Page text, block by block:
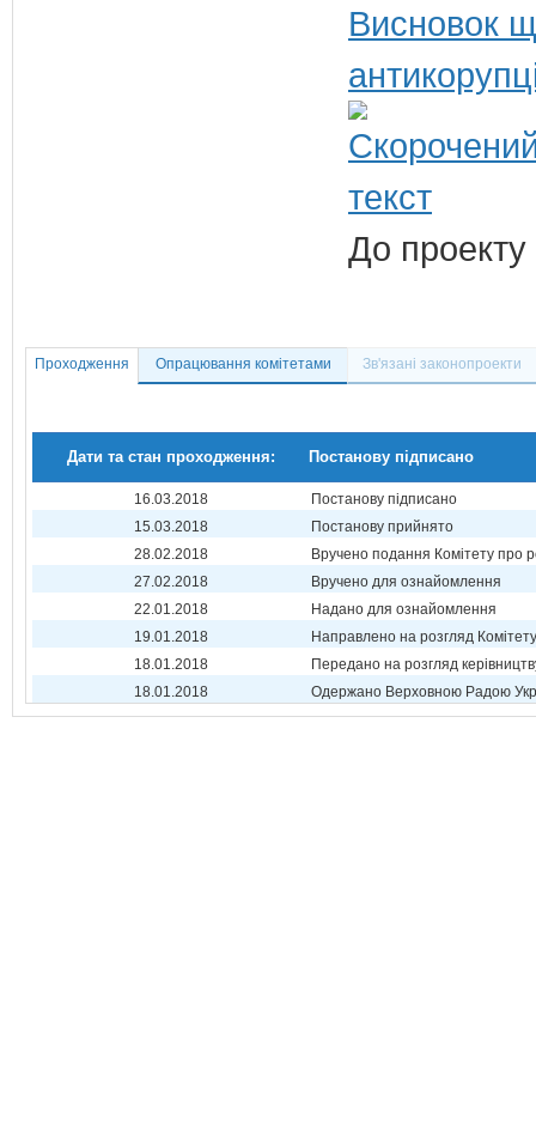
Висновок
До
Проходження Опрацювання комітетами Зв'язані законопроекти
Дати та стан проходження: Постанову підписано
16.03.2018
Постанову підписано
15.03.2018
Постанову прийнято
28.02.2018
Вручено подання Комітету про
27.02.2018
Вручено для ознайомлення
22.01.2018
Надано для ознайомлення
19.01.2018
Направлено на розгляд Комітету
18.01.2018
Передано на розгляд
18.01.2018
Одержано Верховною Радою